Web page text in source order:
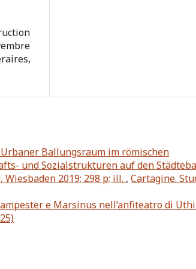
Urbaner Ballungsraum im römischen
und Sozialstrukturen auf den
2019; 298 p; ill. , Cartagine.
e Marsinus nell’anfiteatro di